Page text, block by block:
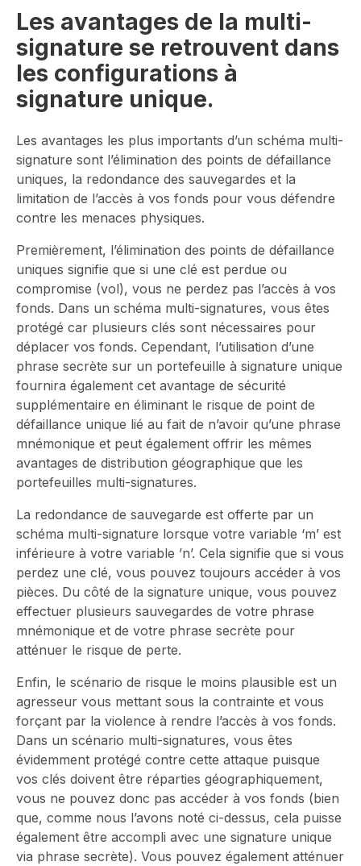
Les avantages de la multi-
signature se retrouvent dans
les configurations à
signature unique.
Les avantages les plus importants d’un schéma multi-
signature sont l’élimination des points de défaillance
uniques, la redondance des sauvegardes et la
limitation de l’accès à vos fonds pour vous défendre
contre les menaces physiques.
Premièrement, l’élimination des points de défaillance
uniques signifie que si une clé est perdue ou
compromise (vol), vous ne perdez pas l’accès à vos
fonds. Dans un schéma multi-signatures, vous êtes
protégé car plusieurs clés sont nécessaires pour
déplacer vos fonds. Cependant, l’utilisation d’une
phrase secrète sur un portefeuille à signature unique
fournira également cet avantage de sécurité
supplémentaire en éliminant le risque de point de
défaillance unique lié au fait de n’avoir qu’une phrase
mnémonique et peut également offrir les mêmes
avantages de distribution géographique que les
portefeuilles multi-signatures.
La redondance de sauvegarde est offerte par un
schéma multi-signature lorsque votre variable ‘m’ est
inférieure à votre variable ’n’. Cela signifie que si vous
perdez une clé, vous pouvez toujours accéder à vos
pièces. Du côté de la signature unique, vous pouvez
effectuer plusieurs sauvegardes de votre phrase
mnémonique et de votre phrase secrète pour
atténuer le risque de perte.
Enfin, le scénario de risque le moins plausible est un
agresseur vous mettant sous la contrainte et vous
forçant par la violence à rendre l’accès à vos fonds.
Dans un scénario multi-signatures, vous êtes
évidemment protégé contre cette attaque puisque
vos clés doivent être réparties géographiquement,
vous ne pouvez donc pas accéder à vos fonds (bien
que, comme nous l’avons noté ci-dessus, cela puisse
également être accompli avec une signature unique
via phrase secrète). Vous pouvez également atténuer